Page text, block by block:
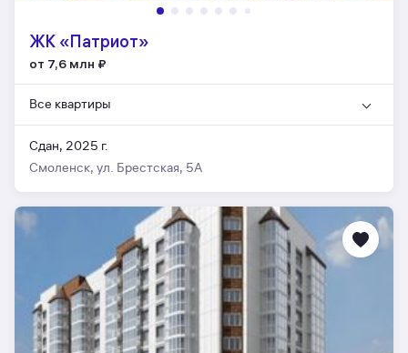
ЖК «Патриот»
от 7,6 млн ₽
Все квартиры
Сдан, 2025 г.
Смоленск, ул. Брестская, 5А